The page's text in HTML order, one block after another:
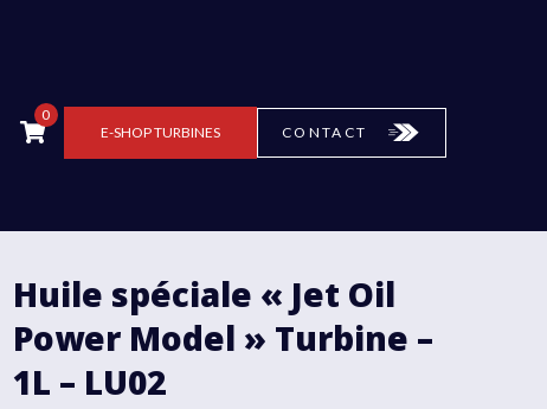
0
E-SHOPTURBINES CONTACT
Huile spéciale « Jet Oil
Power Model » Turbine –
1L – LU02